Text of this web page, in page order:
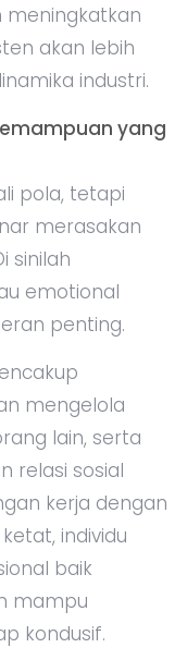
meningkatkan
akan lebih
industri.
yang
pola, tetapi
merasakan
sinilah
emotional
penting.
mengelola
lain, serta
relasi sosial
kerja dengan
individu
baik
mampu
kondusif.